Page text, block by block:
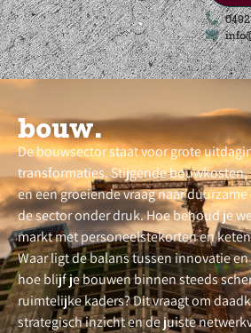
bouw.
De bouwsector staat voor grote
transformaties. Stijgende bouwkosten,
en een groeiende vraag naar
de sector onder druk. Hoe behoud je
markt met personeelstekorten en
Waar ligt de balans tussen innovatie
hoe blijf je bouwen binnen steeds
ruimtelijke kaders? Dit vraagt om
strategisch inzicht en de juiste